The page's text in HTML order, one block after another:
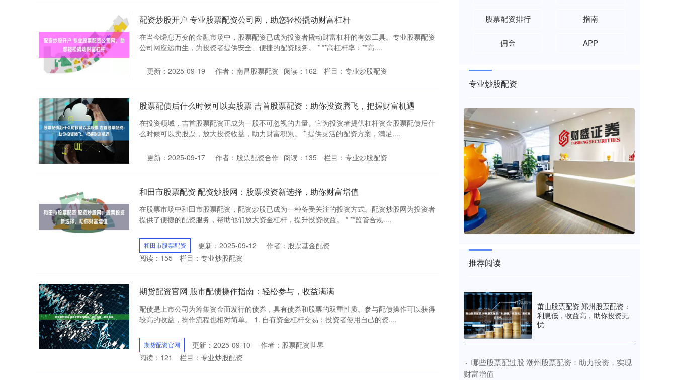
配资炒股开户 专业股票配资公司网，助您轻松撬动财富杠杆
在当今瞬息万变的金融市场中，股票配资已成为投资者撬动财富杠杆的有效工具。专业股票配资
公司网应运而生，为投资者提供安全、便捷的配资服务。 * **高杠杆率：**高....
更新：2025-09-19 作者：南昌股票配资 阅读： 162 栏目： 专业炒股配资
股票配债后什么时候可以卖股票 吉首股票配资：助你投资腾飞，把握财富机遇
在投资领域，吉首股票配资正成为一股不可忽视的力量。它为投资者提供杠杆资金股票配债后什
么时候可以卖股票，放大投资收益，助力财富积累。 * 提供灵活的配资方案，满足....
更新：2025-09-17 作者：股票配资合作 阅读： 135 栏目： 专业炒股配资
和田市股票配资 配资炒股网：股票投资新选择，助你财富增值
在股票市场中和田市股票配资，配资炒股已成为一种备受关注的投资方式。配资炒股网为投资者
提供了便捷的配资服务，帮助他们放大资金杠杆，提升投资收益。 * **监管合规....
和田市股票配资 更新：2025-09-12
作者：股票基金配资
阅读： 155 栏目： 专业炒股配资
期货配资官网 股市配债操作指南：轻松参与，收益满满
配债是上市公司为筹集资金而发行的债券，具有债券和股票的双重性质。参与配债操作可以获得
较高的收益，操作流程也相对简单。 1. 自有资金杠杆交易：投资者使用自己的资....
期货配资官网 更新：2025-09-10
作者：股票配资世界
阅读： 121 栏目： 专业炒股配资
股票配资排行 指南
佣金 APP
专业炒股配资
推荐阅读
萧山股票配资 郑州股票配资：
利息低，收益高，助你投资无
忧
· ​哪些股票配过股 潮州股票配资：助力投资，实现
财富增值